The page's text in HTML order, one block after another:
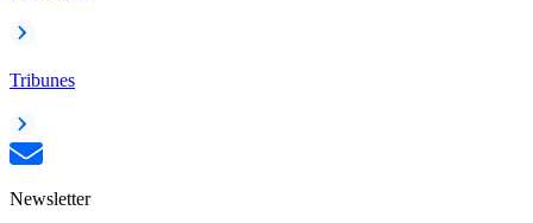
Tribunes
Newsletter